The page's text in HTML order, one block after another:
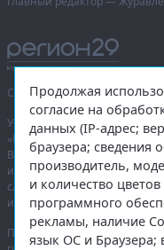
Сетевое издание
Учредитель — общество с
«Правда Севера».
Выписка из реестра
информации:ЭЛ № ФС 77-
службой по надзору в сфере
и массовых коммуникаций
При полном или частичном
Продолжая
согласие на
данных (IP-адрес;
браузера; сведения
производитель,
и количество
программного
рекламы, наличие
язык ОС и Браузера;